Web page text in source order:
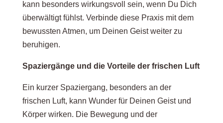
kann besonders wirkungsvoll sein, wenn Du Dich
überwältigt fühlst. Verbinde diese Praxis mit dem
bewussten Atmen, um Deinen Geist weiter zu
beruhigen.
Spaziergänge und die Vorteile der frischen Luft
Ein kurzer Spaziergang, besonders an der
frischen Luft, kann Wunder für Deinen Geist und
Körper wirken. Die Bewegung und der